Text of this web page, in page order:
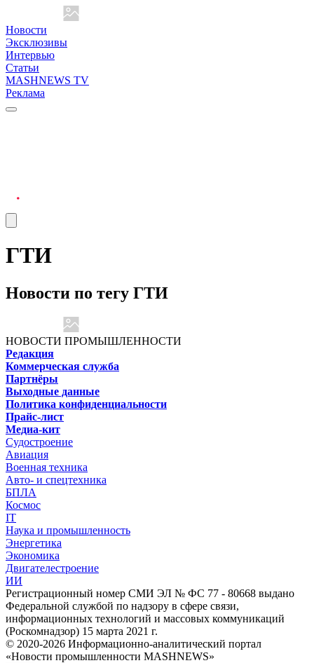
Новости
Эксклюзивы
Интервью
Статьи
MASHNEWS TV
Реклама
ГТИ
Новости по тегу ГТИ
НОВОСТИ ПРОМЫШЛЕННОСТИ
Редакция
Коммерческая служба
Партнёры
Выходные данные
Политика конфиденциальности
Прайс-лист
Медиа-кит
Судостроение
Авиация
Военная техника
Авто- и спецтехника
БПЛА
Космос
IT
Наука и промышленность
Энергетика
Экономика
Двигателестроение
ИИ
Регистрационный номер СМИ ЭЛ № ФС 77 - 80668 выдано
Федеральной службой по надзору в сфере связи,
информационных технологий и массовых коммуникаций
(Роскомнадзор) 15 марта 2021 г.
© 2020-2026 Информационно-аналитический портал
«Новости промышленности MASHNEWS»